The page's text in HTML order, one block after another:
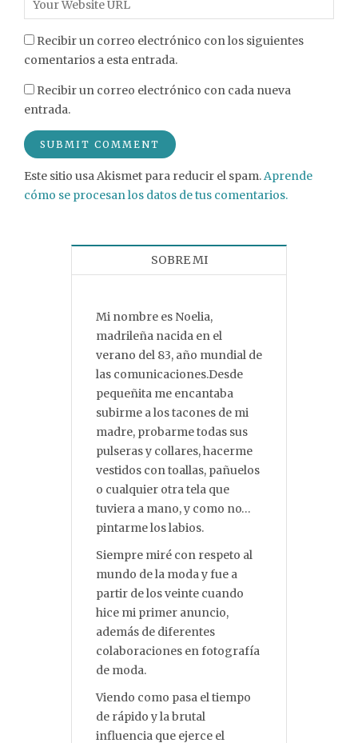
Recibir un correo electrónico con los siguientes
comentarios a esta entrada.
Recibir un correo electrónico con cada nueva
entrada.
Este sitio usa Akismet para reducir el spam. Aprende
cómo se procesan los datos de tus comentarios.
SOBRE MI
Mi nombre es Noelia,
madrileña nacida en el
verano del 83, año mundial de
las comunicaciones.Desde
pequeñita me encantaba
subirme a los tacones de mi
madre, probarme todas sus
pulseras y collares, hacerme
vestidos con toallas, pañuelos
o cualquier otra tela que
tuviera a mano, y como no…
pintarme los labios.
Siempre miré con respeto al
mundo de la moda y fue a
partir de los veinte cuando
hice mi primer anuncio,
además de diferentes
colaboraciones en fotografía
de moda.
Viendo como pasa el tiempo
de rápido y la brutal
influencia que ejerce el